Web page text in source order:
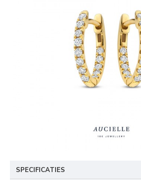
SPECIFICATIES